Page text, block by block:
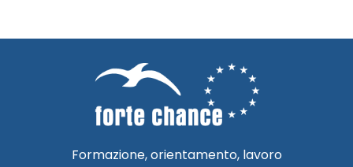
Formazione, orientamento, lavoro